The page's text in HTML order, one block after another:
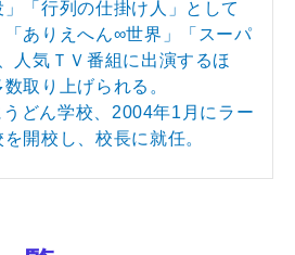
」「行列の仕掛け人」として
「ありえへん∞世界」「スーパ
人気ＴＶ番組に出演するほ
取り上げられる。
どん学校、2004年1月にラー
開校し、校長に就任。